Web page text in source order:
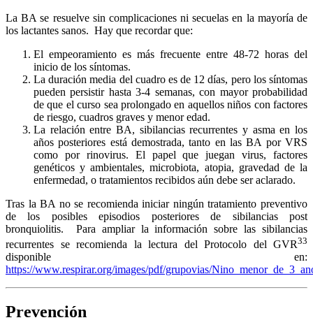
La BA se resuelve sin complicaciones ni secuelas en la mayoría de
los lactantes sanos. Hay que recordar que:
El empeoramiento es más frecuente entre 48-72 horas del
inicio de los síntomas.
La duración media del cuadro es de 12 días, pero los síntomas
pueden persistir hasta 3-4 semanas, con mayor probabilidad
de que el curso sea prolongado en aquellos niños con factores
de riesgo, cuadros graves y menor edad.
La relación entre BA, sibilancias recurrentes y asma en los
años posteriores está demostrada, tanto en las BA por VRS
como por rinovirus. El papel que juegan virus, factores
genéticos y ambientales, microbiota, atopia, gravedad de la
enfermedad, o tratamientos recibidos aún debe ser aclarado.
Tras la BA no se recomienda iniciar ningún tratamiento preventivo
de los posibles episodios posteriores de sibilancias post
bronquiolitis. Para ampliar la información sobre las sibilancias
recurrentes se recomienda la lectura del Protocolo del GVR33
disponible en:
https://www.respirar.org/images/pdf/grupovias/
Prevención